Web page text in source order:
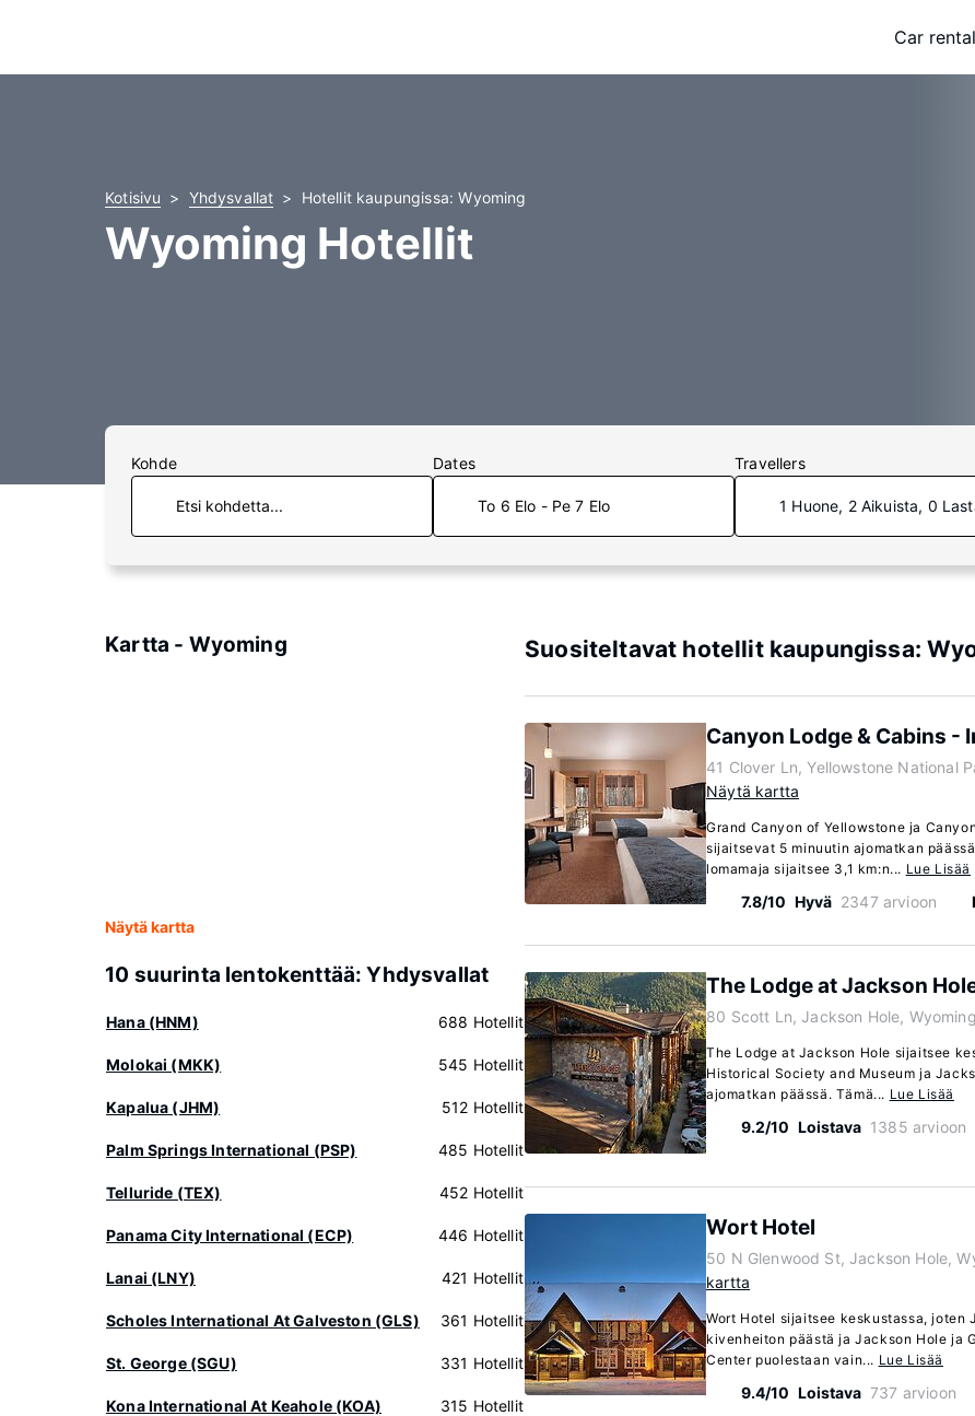
Car
Kotisivu Yhdysvallat Hotellit kaupungissa: Wyoming
Wyoming Hotellit
Kohde Dates
To 6 Elo - Pe 7 Elo
Travellers
1 Huone, 2 Aikuista, 0
Kartta - Wyoming
Näytä kartta
10 suurinta lentokenttää: Yhdysvallat
Hana (HNM) 688 Hotellit
Molokai (MKK) 545 Hotellit
Kapalua (JHM) 512 Hotellit
Palm Springs International (PSP) 485 Hotellit
Telluride (TEX) 452 Hotellit
Panama City International (ECP) 446 Hotellit
Lanai (LNY) 421 Hotellit
Scholes International At Galveston (GLS) 361 Hotellit
St. George (SGU) 331 Hotellit
Kona International At Keahole (KOA) 315 Hotellit
Suositeltavat hotellit kaupungissa:
Canyon Lodge & Cabins -
41 Clover Ln, Yellowstone National
Näytä kartta
Grand Canyon of Yellowstone ja
sijaitsevat 5 minuutin ajomatkan
lomamaja sijaitsee 3,1 km:n... Lue Lisää
7.8/10 Hyvä 2347 arvioon
The Lodge at Jackson
80 Scott Ln, Jackson Hole,
The Lodge at Jackson Hole sijaitsee
Historical Society and Museum ja
ajomatkan päässä. Tämä... Lue Lisää
9.2/10 Loistava 1385 arvioon
Wort Hotel
50 N Glenwood St, Jackson Hole,
kartta
Wort Hotel sijaitsee keskustassa, joten
kivenheiton päästä ja Jackson Hole ja
Center puolestaan vain... Lue Lisää
9.4/10 Loistava 737 arvioon